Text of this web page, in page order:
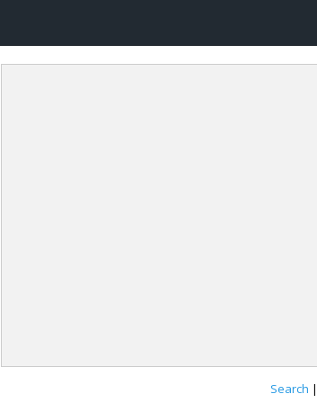
Search |